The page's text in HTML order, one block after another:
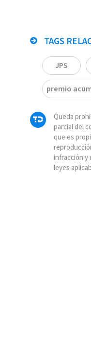
TAGS
JPS
premio
Queda
parcial del
que es
infracción y
leyes